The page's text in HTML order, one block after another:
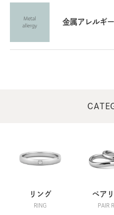
金属アレルギ
リング
RING
ペア
PAIR